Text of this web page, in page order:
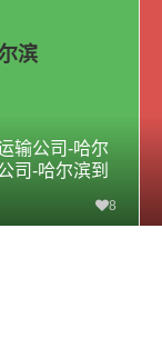
滨
输公司-哈尔
司-哈尔滨到
8